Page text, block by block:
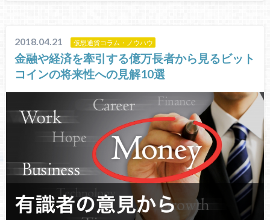
2018.04.21 仮想通貨コラム・ノウハウ
金融や経済を牽引する億万長者から見るビット
コインの将来性への見解10選